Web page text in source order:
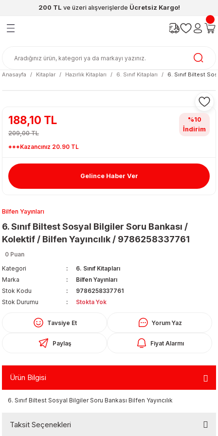
200 TL ve üzeri alışverişlerde Ücretsiz Kargo!
Geri Dön
Geri Dön
& Matara
Geri Dön
Geri Dön
Geri Dön
Geri Dön
Anasayfa
Kitaplar Hazırlık Kitapları 6. Sınıf Kitapları 6. Sınıf Biltest
Bilfen Yayınları
6. Sınıf Biltest Sosyal Bilgiler Soru Bankası /
Kolektif / Bilfen Yayıncılık / 9786258337761
0 Puan
Kategori
6. Sınıf Kitapları
Marka
Bilfen Yayınları
Stok Kodu
9786258337761
Stok Durumu
Stokta Yok
Tavsiye Et Yorum Yaz
Paylaş Fiyat Alarmı
188,10 TL
209,00 TL
***Kazancınız 20.90 TL
%10
İndirim
Gelince Haber Ver
Ürün Bilgisi
6. Sınıf Biltest Sosyal Bilgiler Soru Bankası Bilfen Yayıncılık
Taksit Seçenekleri